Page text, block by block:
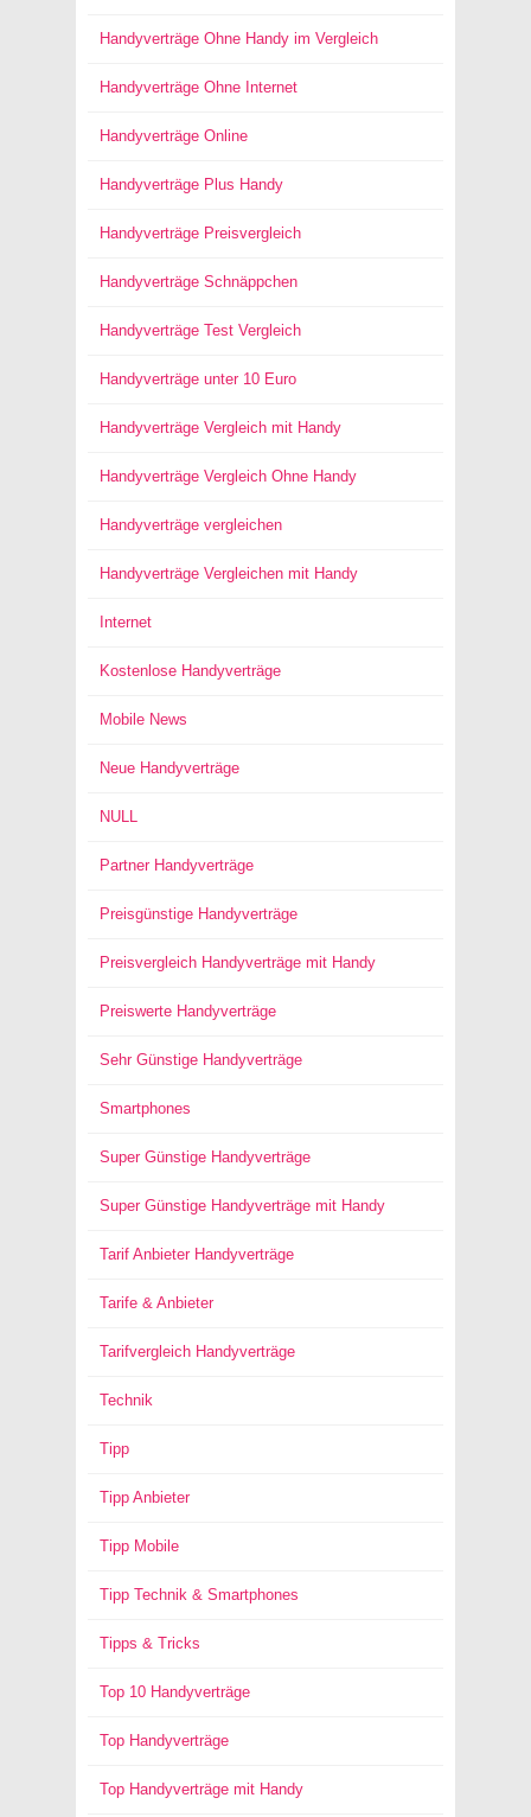
Handyverträge Ohne Handy im Vergleich
Handyverträge Ohne Internet
Handyverträge Online
Handyverträge Plus Handy
Handyverträge Preisvergleich
Handyverträge Schnäppchen
Handyverträge Test Vergleich
Handyverträge unter 10 Euro
Handyverträge Vergleich mit Handy
Handyverträge Vergleich Ohne Handy
Handyverträge vergleichen
Handyverträge Vergleichen mit Handy
Internet
Kostenlose Handyverträge
Mobile News
Neue Handyverträge
NULL
Partner Handyverträge
Preisgünstige Handyverträge
Preisvergleich Handyverträge mit Handy
Preiswerte Handyverträge
Sehr Günstige Handyverträge
Smartphones
Super Günstige Handyverträge
Super Günstige Handyverträge mit Handy
Tarif Anbieter Handyverträge
Tarife & Anbieter
Tarifvergleich Handyverträge
Technik
Tipp
Tipp Anbieter
Tipp Mobile
Tipp Technik & Smartphones
Tipps & Tricks
Top 10 Handyverträge
Top Handyverträge
Top Handyverträge mit Handy